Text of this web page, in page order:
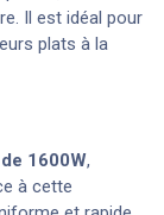
Il est idéal pour
plats à la
1600W,
à cette